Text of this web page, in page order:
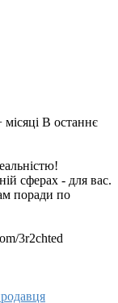
В останнє
сферах - для вас.
поради по
3r2chted